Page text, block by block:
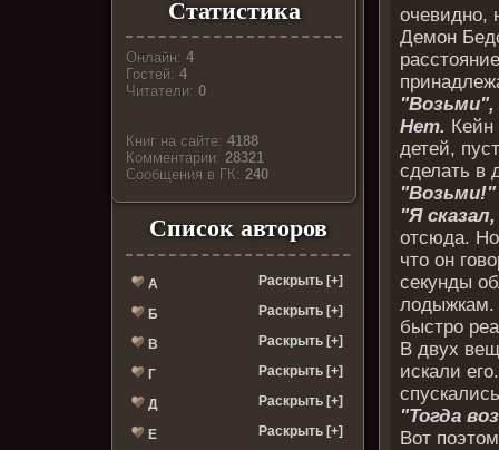
Статистика
Онлайн:4
Гостей:4
Читатели:0
Книг на сайте:4188
Комментарии:28321
Cообщения в ГК:240
Список авторов
А Раскрыть [+]
Б Раскрыть [+]
В Раскрыть [+]
Г Раскрыть [+]
Д Раскрыть [+]
Е Раскрыть [+]
очевидно,
Демон
"Возьми",
Нет. Кейн
детей,
сделать в
"Возьми!"
"Я
отсюда.
что он
секунды
лодыжкам.
быстро
В двух
искали
"Тогда
Вот